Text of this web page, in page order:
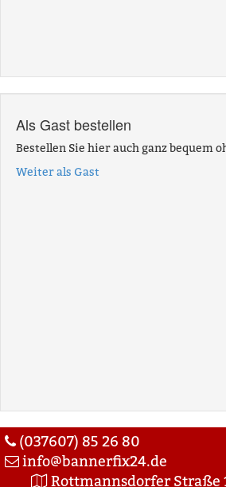
Als Gast bestellen
Bestellen Sie hier auch ganz bequem
Weiter als Gast
(037607) 85 26 80
info@bannerfix24.de
Rottmannsdorfer Straße